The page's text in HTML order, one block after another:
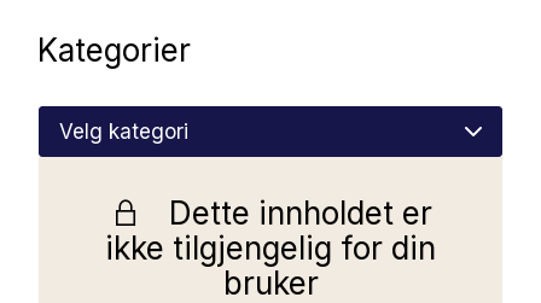
Kategorier
Dette innholdet er
ikke tilgjengelig for din
bruker
Kontakt oss
Medlemssystem